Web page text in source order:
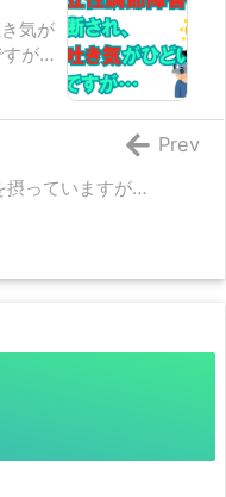
気が
すが…
摂っていますが…
Prev